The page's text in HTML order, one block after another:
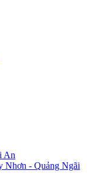
An
Nhơn - Quảng Ngãi